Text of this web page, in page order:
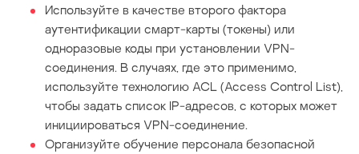
Используйте в качестве второго фактора
аутентификации смарт-карты (токены) или
одноразовые коды при установлении VPN-
соединения. В случаях, где это применимо,
используйте технологию ACL (Access Control List),
чтобы задать список IP-адресов, с которых может
инициироваться VPN-соединение.
Организуйте обучение персонала безопасной